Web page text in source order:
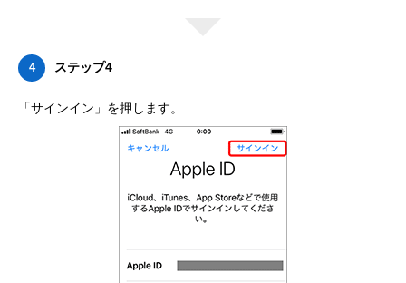
4 ステップ4
「サインイン」を押します。